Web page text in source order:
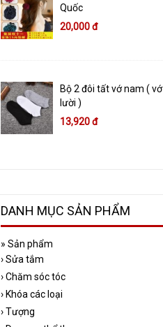
Quốc
20,000 đ
Bộ 2 đôi tất vớ nam ( vớ
lười )
13,920 đ
DANH MỤC SẢN PHẨM
» Sản phẩm
›Sửa tắm
›Chăm sóc tóc
› Khóa các loại
›Tượng